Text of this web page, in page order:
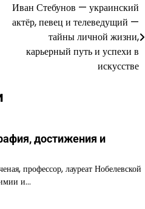
Иван Стебунов — украинский
актёр, певец и телеведущий —
тайны личной жизни,
карьерный путь и успехи в
искусстве
достижения и
профессор, лауреат Нобелевской
и…